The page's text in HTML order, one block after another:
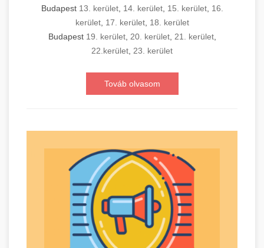
Budapest 13. kerület, 14. kerület, 15. kerület, 16.
kerület, 17. kerület, 18. kerület
Budapest 19. kerület, 20. kerület, 21. kerület,
22.kerület, 23. kerület
Továb olvasom